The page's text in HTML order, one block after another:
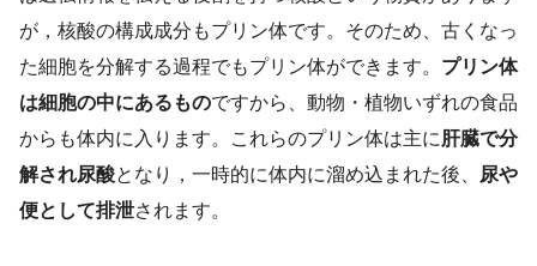
が，核酸の構成成分もプリン体です。そのため、古くなっ
た細胞を分解する過程でもプリン体ができます。 プリン体
は細胞の中にあるものですから、動物・植物いずれの食品
からも体内に入ります。これらのプリン体は主に肝臓で分
解され尿酸となり，一時的に体内に溜め込まれた後、 尿や
便として排泄されます。